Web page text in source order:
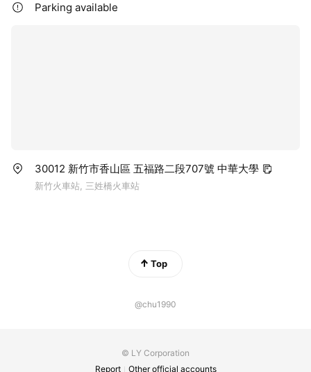
Parking available
30012 新竹市香山區 五福路二段707號 中華大學
新竹火車站, 三姓橋火車站
Top
@chu1990
© LY Corporation
Report
Other official accounts